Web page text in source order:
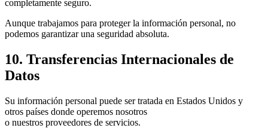
completamente seguro.
Aunque trabajamos para proteger la información personal, no
podemos garantizar una seguridad absoluta.
10. Transferencias Internacionales de
Datos
Su información personal puede ser tratada en Estados Unidos y
otros países donde operemos nosotros
o nuestros proveedores de servicios.